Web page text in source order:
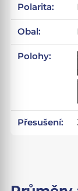
Polarita:
Obal:
Polohy:
Přesušení: